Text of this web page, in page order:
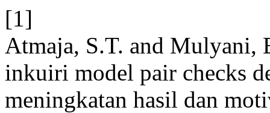
[1]
Atmaja, S.T. and Mulyani,
inkuiri model pair checks
meningkatan hasil dan